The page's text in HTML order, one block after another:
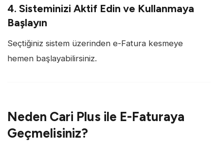
4. Sisteminizi Aktif Edin ve Kullanmaya
Başlayın
Seçtiğiniz sistem üzerinden e-Fatura kesmeye
hemen başlayabilirsiniz.
Neden Cari Plus ile E-Faturaya
Geçmelisiniz?